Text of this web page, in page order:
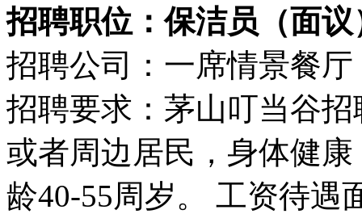
招聘职位：保洁员（面议
招聘公司：一席情景餐厅
招聘要求：茅山叮当谷
或者周边居民，身体健
龄40-55周岁。 工资待遇